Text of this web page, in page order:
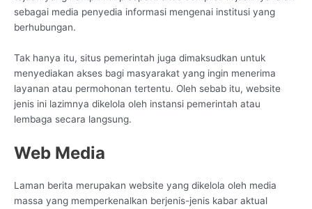
sebagai media penyedia informasi mengenai institusi yang
berhubungan.
Tak hanya itu, situs pemerintah juga dimaksudkan untuk
menyediakan akses bagi masyarakat yang ingin menerima
layanan atau permohonan tertentu. Oleh sebab itu, website
jenis ini lazimnya dikelola oleh instansi pemerintah atau
lembaga secara langsung.
Web Media
Laman berita merupakan website yang dikelola oleh media
massa yang memperkenalkan berjenis-jenis kabar aktual